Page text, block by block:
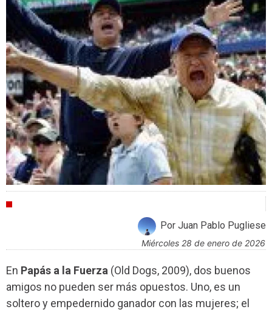
Por Juan Pablo Pugliese
miércoles 28 de enero de 2026
En Papás a la Fuerza (Old Dogs, 2009), dos buenos
amigos no pueden ser más opuestos. Uno, es un
soltero y empedernido ganador con las mujeres; el